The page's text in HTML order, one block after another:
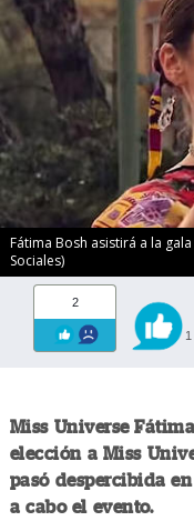
Fátima Bosh asistirá a la
Sociales)
2
1
Miss Universe
elección a Miss
pasó despercibida
a cabo el evento.